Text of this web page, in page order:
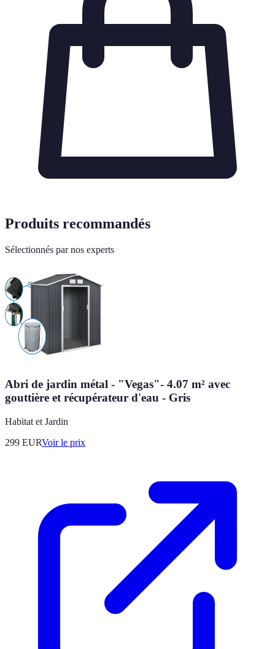
Produits recommandés
Sélectionnés par nos experts
Abri de jardin métal - "Vegas"- 4.07 m² avec
gouttière et récupérateur d'eau - Gris
Habitat et Jardin
299 EURVoir le prix